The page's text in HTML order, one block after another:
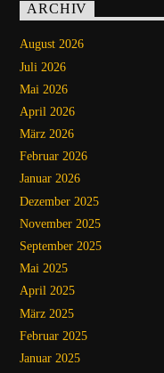
ARCHIV
August 2026
Juli 2026
Mai 2026
April 2026
März 2026
Februar 2026
Januar 2026
Dezember 2025
November 2025
September 2025
Mai 2025
April 2025
März 2025
Februar 2025
Januar 2025